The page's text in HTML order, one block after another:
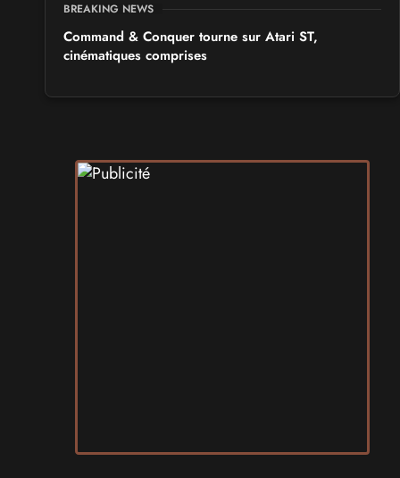
BREAKING NEWS
Command & Conquer tourne sur Atari ST,
cinématiques comprises